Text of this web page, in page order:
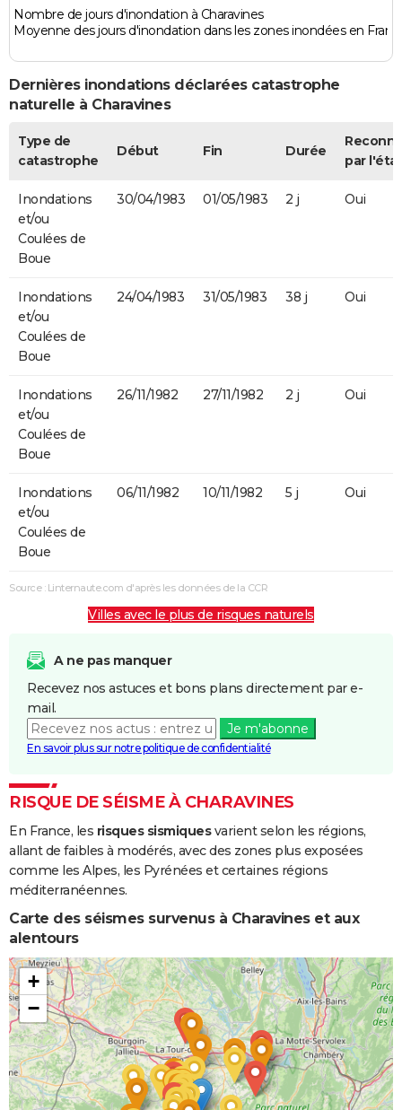
Nombre de jours d'inondation à Charavines
Moyenne des jours d'inondation dans les zones inondées en
Dernières inondations déclarées catastrophe
naturelle à Charavines
Type de
catastrophe
Début Fin Durée
par l'état
Inondations
et/ou
Coulées de
Boue
30/04/1983 01/05/1983 2 j Oui
Inondations
et/ou
Coulées de
Boue
24/04/1983 31/05/1983 38 j Oui
Inondations
et/ou
Coulées de
Boue
26/11/1982 27/11/1982 2 j Oui
Inondations
et/ou
Coulées de
Boue
06/11/1982 10/11/1982 5 j Oui
Source : Linternaute.com d'après les données de la CCR
Villes avec le plus de risques naturels
A ne pas manquer
Recevez nos astuces et bons plans directement par e-
mail.
Je m'abonne
En savoir plus sur notre politique de confidentialité
RISQUE DE SÉISME À CHARAVINES
En France, les risques sismiquesvarient selon les régions,
allant de faibles à modérés, avec des zones plus exposées
comme les Alpes, les Pyrénées et certaines régions
méditerranéennes.
Carte des séismes survenus à Charavines et aux
alentours
+
−